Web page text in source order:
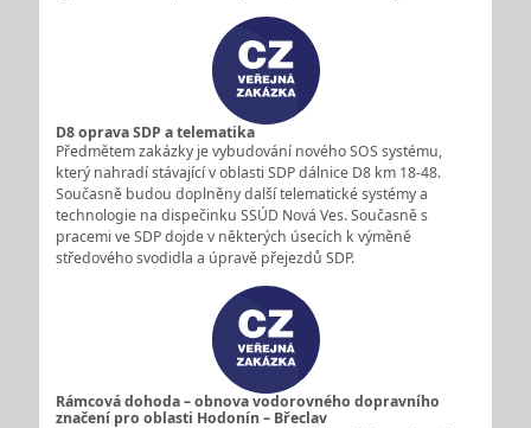
D8 oprava SDP a telematika
Předmětem zakázky je vybudování nového SOS systému,
který nahradí stávající v oblasti SDP dálnice D8 km 18-48.
Současně budou doplněny další telematické systémy a
technologie na dispečinku SSÚD Nová Ves. Současně s
pracemi ve SDP dojde v některých úsecích k výměně
středového svodidla a úpravě přejezdů SDP.
Rámcová dohoda – obnova vodorovného dopravního
značení pro oblasti Hodonín – Břeclav